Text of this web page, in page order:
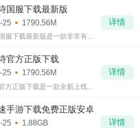
家将扮演一位职业车手在不同
渐成长适应不一样的车辆，不
国服下载最新版
25 1790.56M
服下载最新版是一款非常有趣
下载最新版中，拥有着非常丰
容，大家在这里也可以去尽情
详情
官方正版下载
25 1790.56M
方正版下载是一款全新上线的
方正版下载中，采用了全新的
进行绘制，不仅仅是在人物角色
详情
手游下载免费正版安卓
25 1.88GB 详情